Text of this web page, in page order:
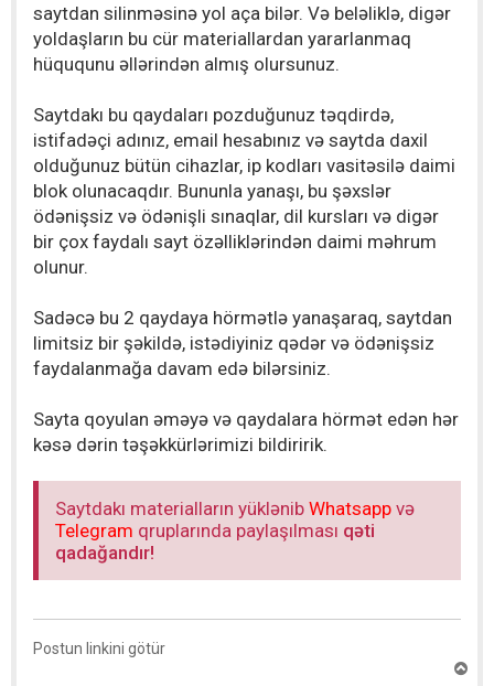
saytdan silinməsinə yol aça bilər. Və beləliklə, digər
yoldaşların bu cür materiallardan yararlanmaq
hüququnu əllərindən almış olursunuz.
Saytdakı bu qaydaları pozduğunuz təqdirdə,
istifadəçi adınız, email hesabınız və saytda daxil
olduğunuz bütün cihazlar, ip kodları vasitəsilə daimi
blok olunacaqdır. Bununla yanaşı, bu şəxslər
ödənişsiz və ödənişli sınaqlar, dil kursları və digər
bir çox faydalı sayt özəlliklərindən daimi məhrum
olunur.
Sadəcə bu 2 qaydaya hörmətlə yanaşaraq, saytdan
limitsiz bir şəkildə, istədiyiniz qədər və ödənişsiz
faydalanmağa davam edə bilərsiniz.
Sayta qoyulan əməyə və qaydalara hörmət edən hər
kəsə dərin təşəkkürlərimizi bildiririk.
Saytdakı materialların yüklənib Whatsapp və
Telegram qruplarında paylaşılması qəti
qadağandır!
Postun linkini götür